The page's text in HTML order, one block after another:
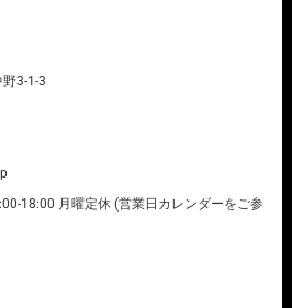
3-1-3
18:00 月曜定休 (営業日カレンダーをご参